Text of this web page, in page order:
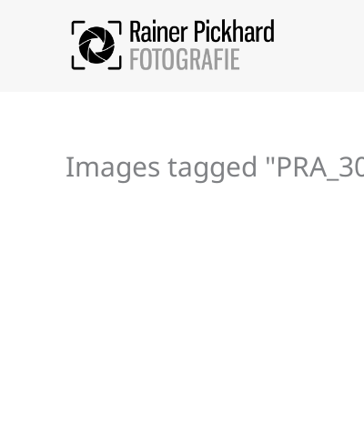
Images tagged